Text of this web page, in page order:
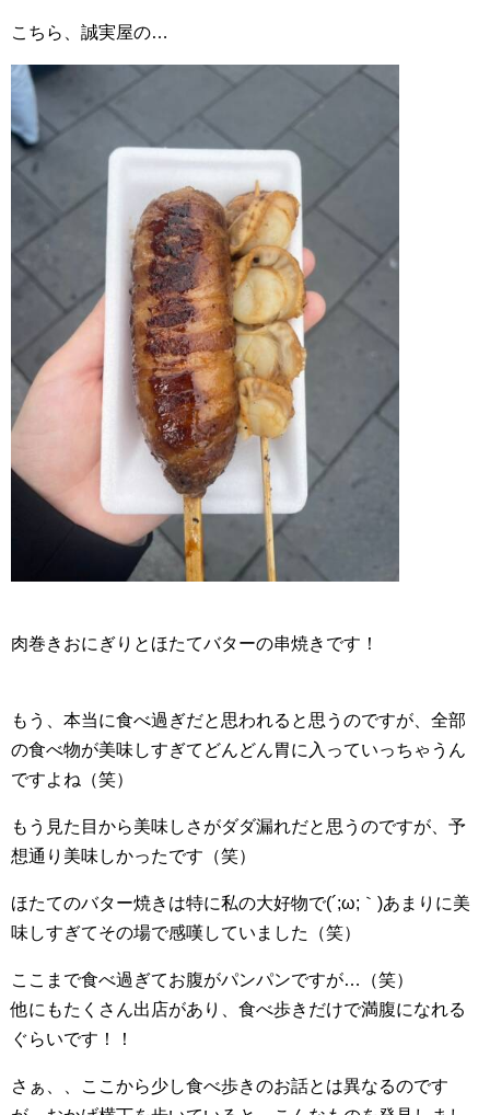
こちら、誠実屋の…
肉巻きおにぎりとほたてバターの串焼きです！
もう、本当に食べ過ぎだと思われると思うのですが、全部
の食べ物が美味しすぎてどんどん胃に入っていっちゃうん
ですよね（笑）
もう見た目から美味しさがダダ漏れだと思うのですが、予
想通り美味しかったです（笑）
ほたてのバター焼きは特に私の大好物で(´;ω;｀)あまりに美
味しすぎてその場で感嘆していました（笑）
ここまで食べ過ぎてお腹がパンパンですが…（笑）
他にもたくさん出店があり、食べ歩きだけで満腹になれる
ぐらいです！！
さぁ、、ここから少し食べ歩きのお話とは異なるのです